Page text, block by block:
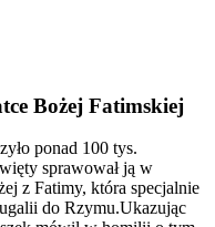
Bożej Fatimskiej
ponad 100 tys.
sprawował ją w
z Fatimy, która specjalnie
do Rzymu.Ukazując